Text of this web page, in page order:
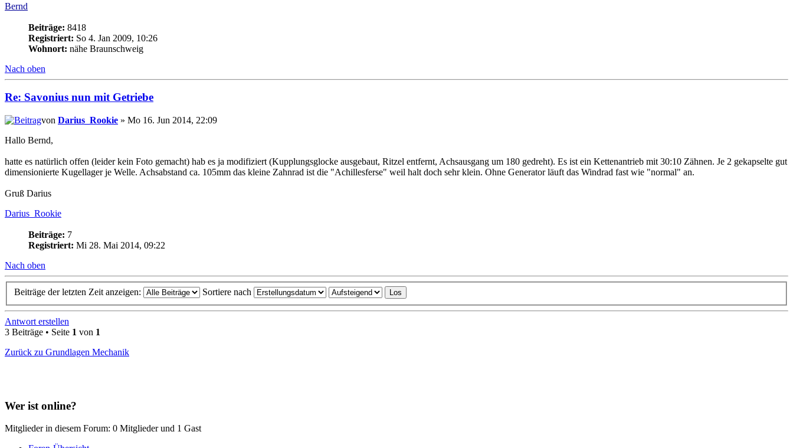
Bernd
Beiträge: 8418
Registriert: So 4. Jan 2009, 10:26
Wohnort: nähe Braunschweig
Nach oben
Re: Savonius nun mit Getriebe
von Darius_Rookie » Mo 16. Jun 2014, 22:09
Hallo Bernd,
hatte es natürlich offen (leider kein Foto gemacht) hab es ja modifiziert (Kupplungsglocke ausgebaut, Ritzel entfernt, Achsausgang um 180 gedreht). Es ist ein Kettenantrieb mit 30:10 Zähnen. Je 2 gekapselte gut
dimensionierte Kugellager je Welle. Achsabstand ca. 105mm das kleine Zahnrad ist die "Achillesferse" weil halt doch sehr klein. Ohne Generator läuft das Windrad fast wie "normal" an.
Gruß Darius
Darius_Rookie
Beiträge: 7
Registriert: Mi 28. Mai 2014, 09:22
Nach oben
Beiträge der letzten Zeit anzeigen: Sortiere nach
Antwort erstellen
3 Beiträge • Seite 1 von 1
Zurück zu Grundlagen Mechanik
Wer ist online?
Mitglieder in diesem Forum: 0 Mitglieder und 1 Gast